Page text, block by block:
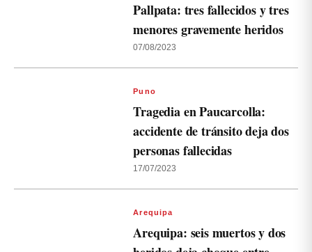
Pallpata: tres fallecidos y tres
menores gravemente heridos
07/08/2023
Puno
Tragedia en Paucarcolla:
accidente de tránsito deja dos
personas fallecidas
17/07/2023
Arequipa
Arequipa: seis muertos y dos